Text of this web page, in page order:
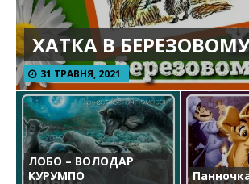
ХАТКА В БЕРЕЗОВОМУ
31 ТРАВНЯ, 2021
ЛОБО – ВОЛОДАР
КУРУМПО